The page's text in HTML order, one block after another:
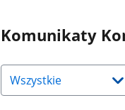
Komunikaty
Naciśnij
strzałkę
w